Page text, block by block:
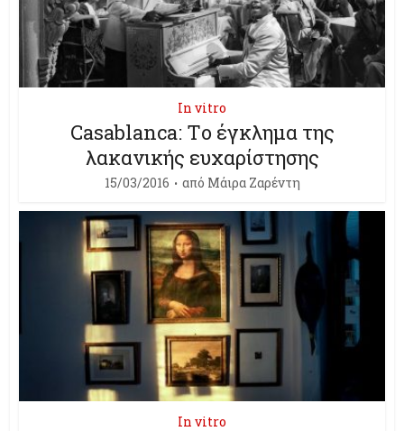
In vitro
Casablanca: Tο έγκλημα της
λακανικής ευχαρίστησης
15/03/2016 από Μάιρα Ζαρέντη
In vitro